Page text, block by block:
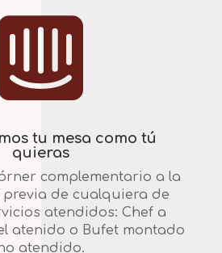
tu mesa como tú
quieras
complementario a la
de cualquiera de
atendidos: Chef a
atenido o Bufet montado
atendido.